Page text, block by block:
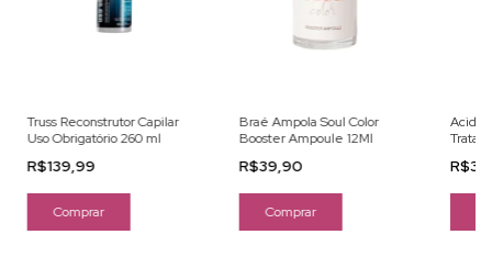
Truss Reconstrutor Capilar
Uso Obrigatório 260 ml
R$139,99
Braé Ampola Soul Color
Booster Ampoule 12Ml
R$39,90